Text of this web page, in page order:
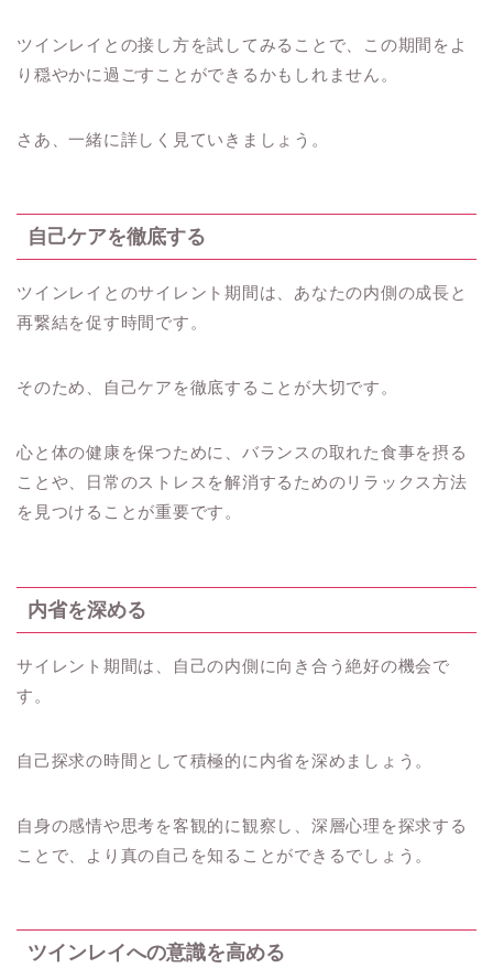
ツインレイとの接し方を試してみることで、この期間をよ
り穏やかに過ごすことができるかもしれません。
さあ、一緒に詳しく見ていきましょう。
自己ケアを徹底する
ツインレイとのサイレント期間は、あなたの内側の成長と
再繋結を促す時間です。
そのため、自己ケアを徹底することが大切です。
心と体の健康を保つために、バランスの取れた食事を摂る
ことや、日常のストレスを解消するためのリラックス方法
を見つけることが重要です。
内省を深める
サイレント期間は、自己の内側に向き合う絶好の機会で
す。
自己探求の時間として積極的に内省を深めましょう。
自身の感情や思考を客観的に観察し、深層心理を探求する
ことで、より真の自己を知ることができるでしょう。
ツインレイへの意識を高める